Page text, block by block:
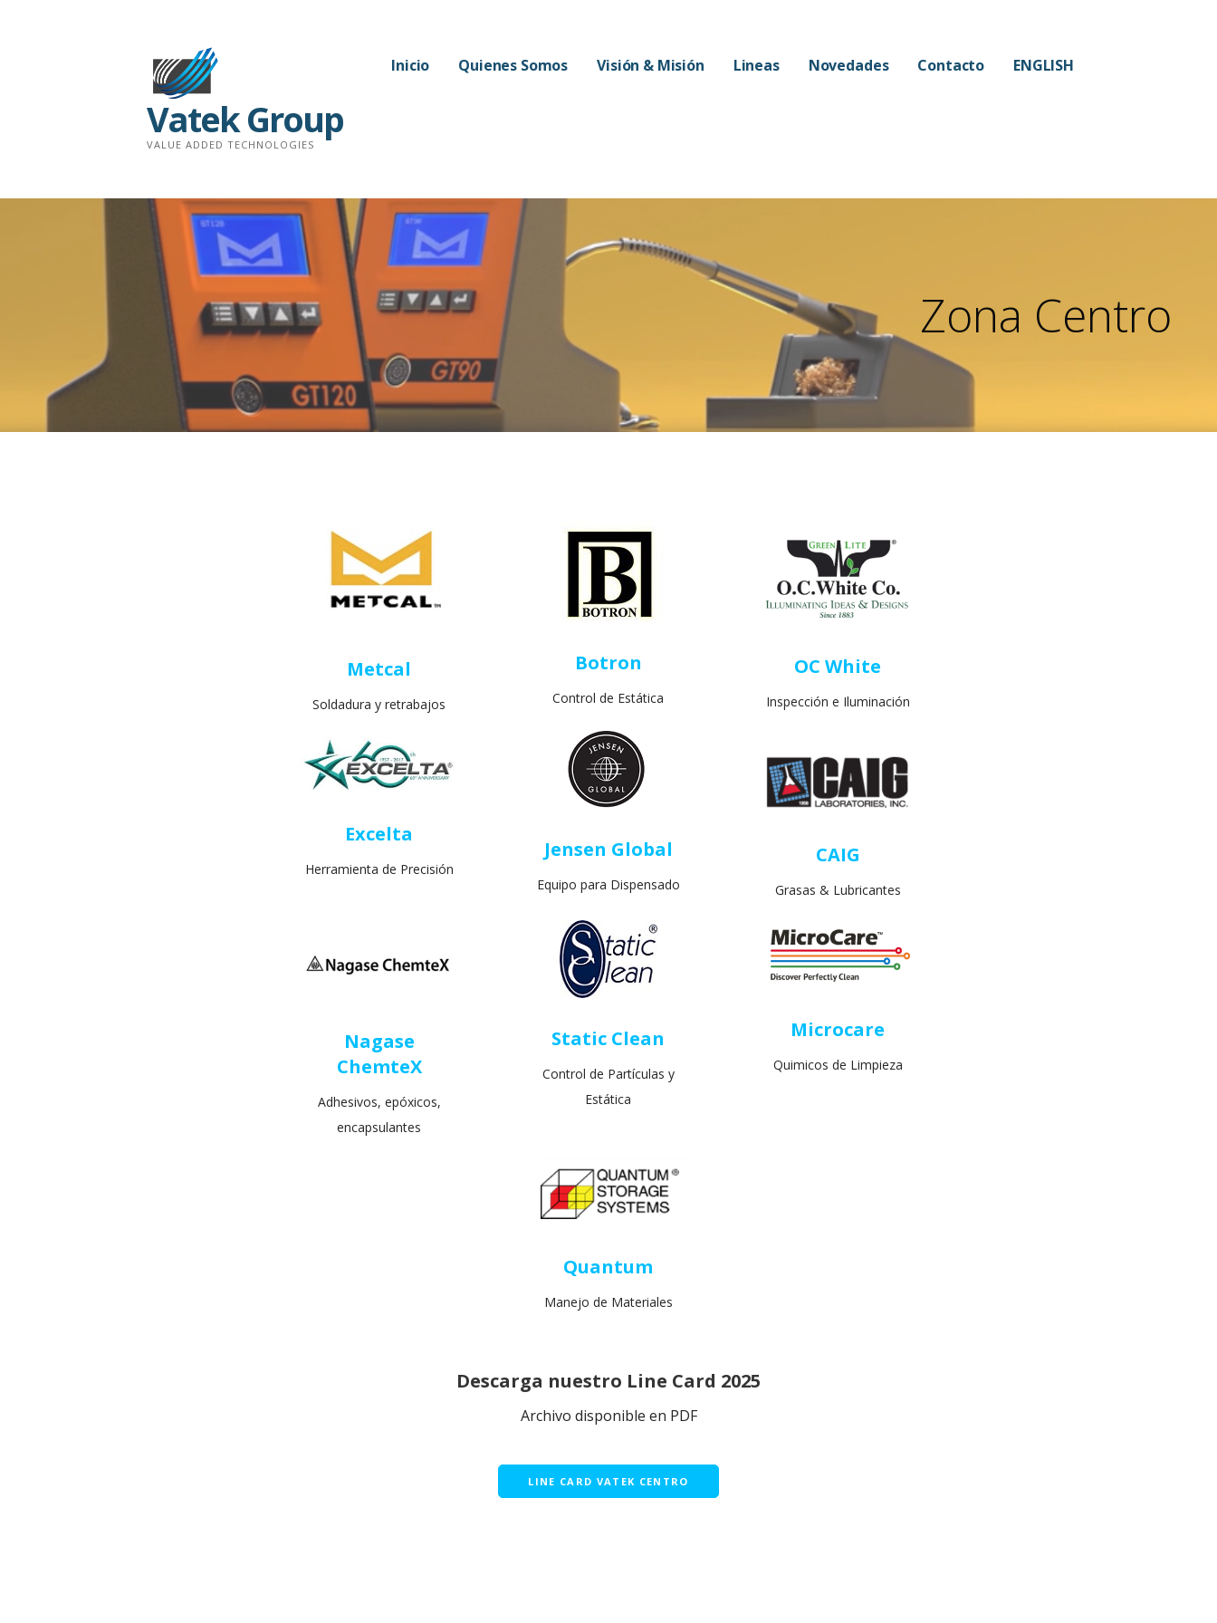
Vatek Group
VALUE ADDED TECHNOLOGIES
Inicio Quienes Somos Visión & Misión Lineas Novedades Contacto ENGLISH
Zona Centro
Metcal
Soldadura y retrabajos
Excelta
Herramienta de Precisión
Botron
Control de Estática
Jensen Global
Equipo para Dispensado
OC White
Inspección e Iluminación
CAIG
Grasas & Lubricantes
Nagase
ChemteX
Adhesivos, epóxicos,
encapsulantes
Static Clean
Control de Partículas y
Estática
Microcare
Quimicos de Limpieza
Quantum
Manejo de Materiales
Descarga nuestro Line Card 2025
Archivo disponible en PDF
LINE CARD VATEK CENTRO